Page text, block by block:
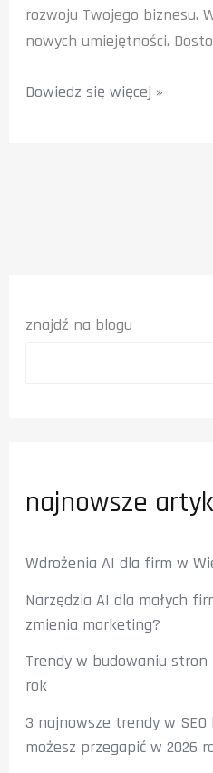
rozwoju Twojego biznesu.
nowych umiejętności.
Czy
Swoją
Dowiedz się więcej »
znajdź na blogu
najnowsze
Wdrożenia AI dla firm w
Narzędzia AI dla małych
zmienia marketing?
Trendy w budowaniu
rok
3 najnowsze trendy w
możesz przegapić w 2026